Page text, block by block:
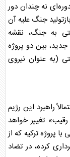
نه چندان دور
جنگ علیه آن
به جنگ، نقشه
بین دو پروژه
(به عنوان نیروی
راهبرد این رژیم
تغییر خواهد
با پروژه ترکیه که از
کرده، در تضاد